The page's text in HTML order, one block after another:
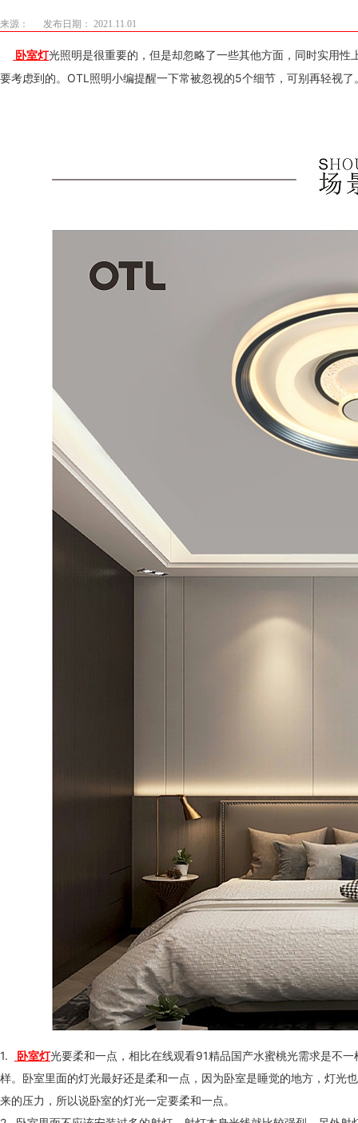
来源： 发布日期： 2021.11.01
卧室灯光照明是很重要的，但是却忽略了一些其他方面，同时实用
要考虑到的。OTL照明小编提醒一下常被忽视的5个细节，可别再轻视了
1. 卧室灯光要柔和一点，相比在线观看91精品国产水蜜桃光需求是不
样。卧室里面的灯光最好还是柔和一点，因为卧室是睡觉的地方，灯
来的压力，所以说卧室的灯光一定要柔和一点。